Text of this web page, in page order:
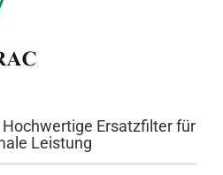
Ersatzfilter für
Leistung